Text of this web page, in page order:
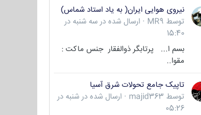
نیروی هوایی ایران( به یاد استاد شماس)
توسط MR9
· ارسال شده در سه شنبه در
15:40
بسم ا... پرتابگر ذوالفقار جنس ماکت :
مقوا..
تاپیک جامع تحولات شرق آسیا
توسط majid363
· ارسال شده در شنبه در
05:26